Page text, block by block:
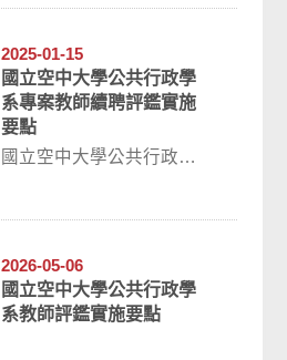
2025-01-15
國立空中大學公共行政學
系專案教師續聘評鑑實施
要點
國立空中大學公共行政學
1...
2026-05-06
國立空中大學公共行政學
系教師評鑑實施要點